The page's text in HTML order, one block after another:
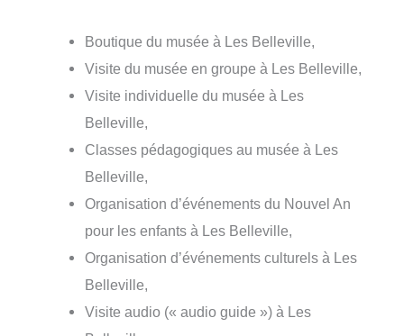
Boutique du musée à Les Belleville,
Visite du musée en groupe à Les Belleville,
Visite individuelle du musée à Les
Belleville,
Classes pédagogiques au musée à Les
Belleville,
Organisation d’événements du Nouvel An
pour les enfants à Les Belleville,
Organisation d’événements culturels à Les
Belleville,
Visite audio (« audio guide ») à Les